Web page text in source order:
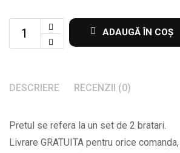
Set
cu
la
alegere
ADAUGĂ ÎN COȘ
DESCRIERE RECENZII (0)
Pretul se refera la un set de 2 bratari.
Livrare GRATUITA pentru orice